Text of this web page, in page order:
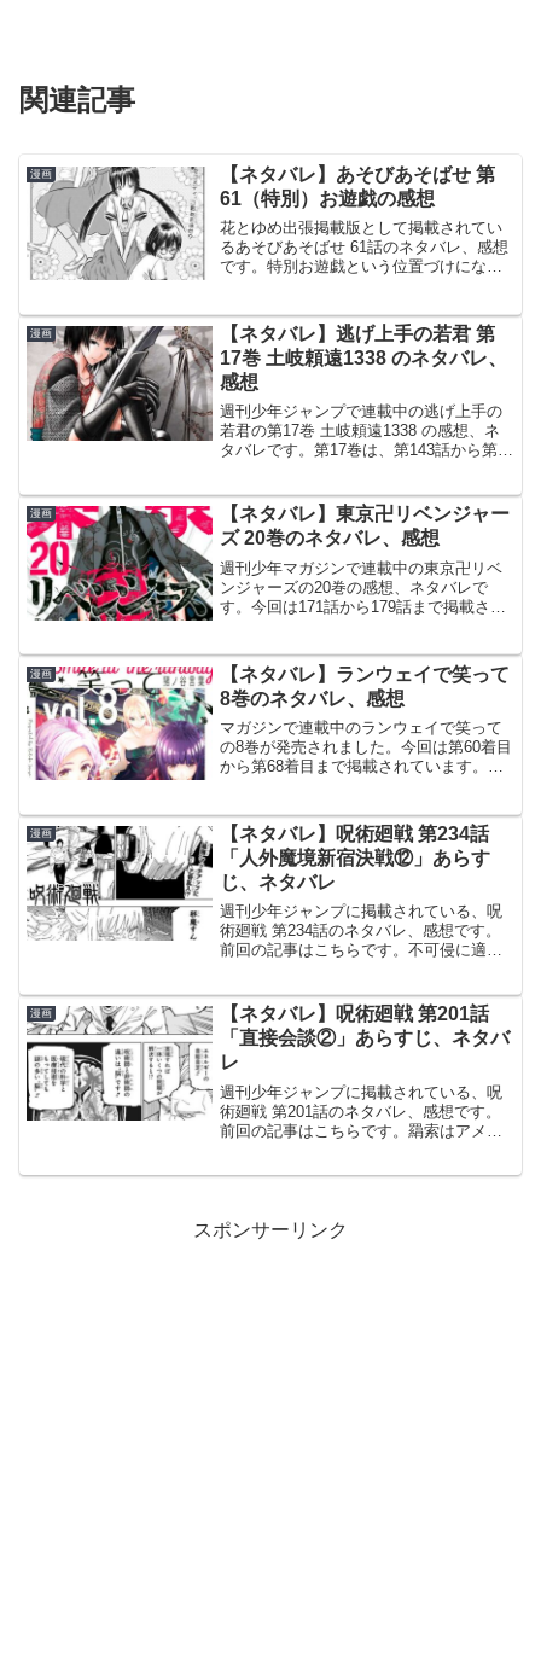
関連記事
漫画
【ネタバレ】あそびあそばせ 第
61（特別）お遊戯の感想
花とゆめ出張掲載版として掲載されてい
るあそびあそばせ 61話のネタバレ、感想
です。特別お遊戯という位置づけになっ
掲載版少女漫画今回、花とゆめ出張掲載
版となっていて、若...
漫画
【ネタバレ】逃げ上手の若君 第
17巻 土岐頼遠1338 のネタバレ、
感想
週刊少年ジャンプで連載中の逃げ上手の
若君の第17巻 土岐頼遠1338 の感想、ネ
タバレです。第17巻は、第143話から第
す。17巻17巻の表紙は、秕です。© 松
井...
漫画
【ネタバレ】東京卍リベンジャー
ズ 20巻のネタバレ、感想
週刊少年マガジンで連載中の東京卍リベ
ンジャーズの20巻の感想、ネタバレで
す。今回は171話から179話まで掲載され
は鶴蝶です。© 和久井健 東京卍リベンジ
ャーズ ...
漫画
【ネタバレ】ランウェイで笑って
8巻のネタバレ、感想
マガジンで連載中のランウェイで笑って
の8巻が発売されました。今回は第60着目
から第68着目まで掲載されています。前
笑って 8巻より60着目 勝ち気育人のデザ
インし...
漫画
【ネタバレ】呪術廻戦 第234話
「人外魔境新宿決戦⑫」あらす
じ、ネタバレ
週刊少年ジャンプに掲載されている、呪
術廻戦 第234話のネタバレ、感想です。
前回の記事はこちらです。不可侵に適応
ます。顎吐を出力最大の「蒼」で撃破乱
入しようとする乙骨を...
漫画
【ネタバレ】呪術廻戦 第201話
「直接会談②」あらすじ、ネタバ
レ
週刊少年ジャンプに掲載されている、呪
術廻戦 第201話のネタバレ、感想です。
前回の記事はこちらです。羂索はアメリ
スポンサーリンク